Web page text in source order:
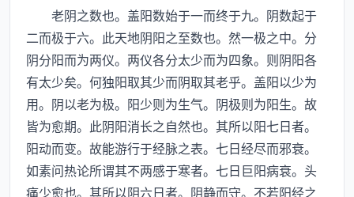
老阴之数也。盖阳数始于一而终于九。阴数起于
二而极于六。此天地阴阳之至数也。然一极之中。分
阴分阳而为两仪。两仪各分太少而为四象。则阴阳各
有太少矣。何独阳取其少而阴取其老乎。盖阳以少为
用。阴以老为极。阳少则为生气。阴极则为阳生。故
皆为愈期。此阴阳消长之自然也。其所以阳七日者。
阳动而变。故能游行于经脉之表。七日经尽而邪衰。
如素问热论所谓其不两感于寒者。七日巨阳病衰。头
痛少愈也。其所以阴六日者。阴静而守。不若阳经之